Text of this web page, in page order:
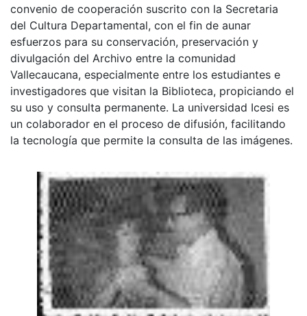
convenio de cooperación suscrito con la Secretaria
del Cultura Departamental, con el fin de aunar
esfuerzos para su conservación, preservación y
divulgación del Archivo entre la comunidad
Vallecaucana, especialmente entre los estudiantes e
investigadores que visitan la Biblioteca, propiciando el
su uso y consulta permanente. La universidad Icesi es
un colaborador en el proceso de difusión, facilitando
la tecnología que permite la consulta de las imágenes.